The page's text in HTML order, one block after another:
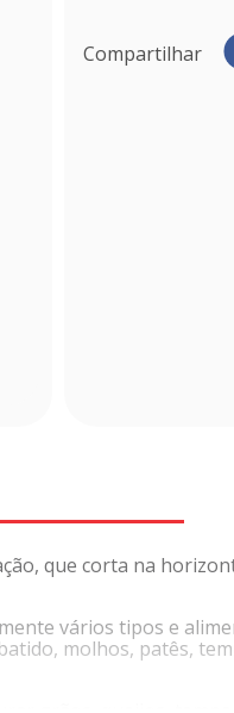
Compartilhar
que corta na
vários tipos e
molhos, patês,